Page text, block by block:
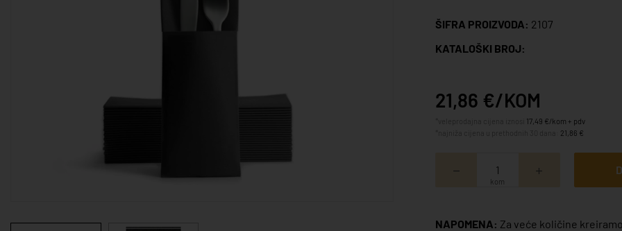
ŠIFRA PROIZVODA: 2107
KATALOŠKI BROJ:
21,86 €/KOM
17,49 €/kom + pdv
21,86 €
kom
NAPOMENA: Za veće količine